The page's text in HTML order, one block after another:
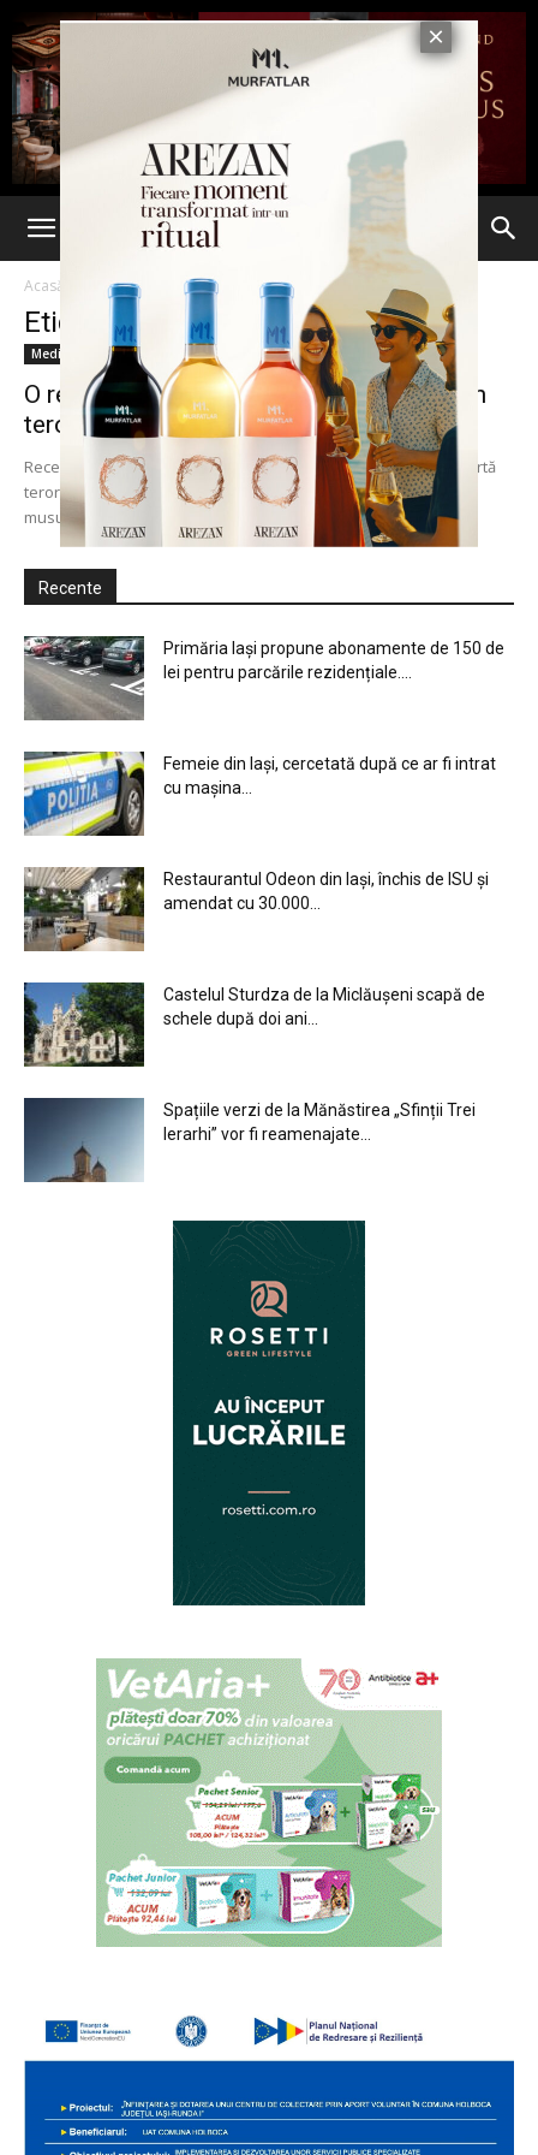
Acasă Etichete Receptionera
Etichetă: receptionera
Media
O recepționeră a confundat un turist cu un
terorist. Ce a...
Recepţionera unui hotel din Ohio a provocat fără să vrea o alertă
teroristă. A văzut în hol un turist îmbrăcat în haine tradiţionale
musulmane....
Recente
Primăria Iași propune abonamente de 150 de
lei pentru parcările rezidențiale....
Femeie din Iași, cercetată după ce ar fi intrat
cu mașina...
Restaurantul Odeon din Iași, închis de ISU și
amendat cu 30.000...
Castelul Sturdza de la Miclăușeni scapă de
schele după doi ani...
Spațiile verzi de la Mănăstirea „Sfinții Trei
Ierarhi” vor fi reamenajate...